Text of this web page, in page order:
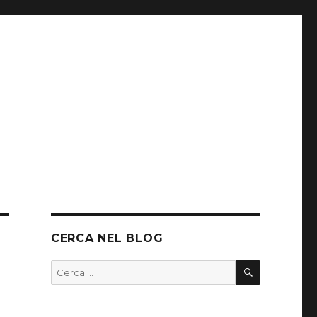
CERCA NEL BLOG
Cerca: CERCA